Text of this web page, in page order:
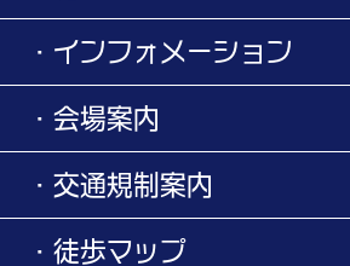
・インフォメーション
・会場案内
・交通規制案内
・徒歩マップ